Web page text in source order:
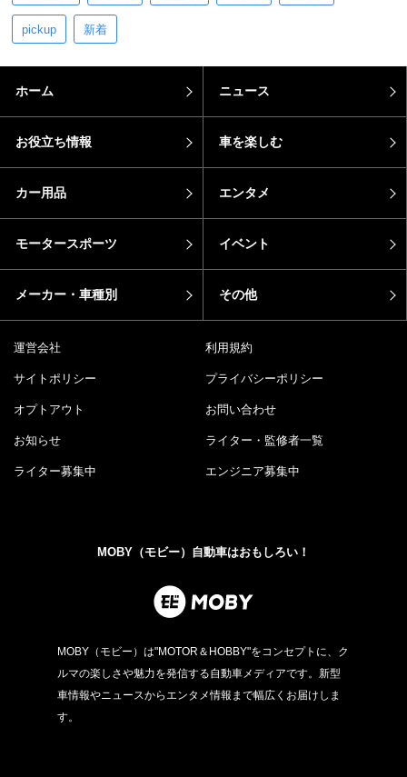
pickup 新着
ホーム ニュース
お役立ち情報 車を楽しむ
カー用品 エンタメ
モータースポーツ イベント
メーカー・車種別 その他
運営会社 利用規約
サイトポリシー プライバシーポリシー
オプトアウト お問い合わせ
お知らせ ライター・監修者一覧
ライター募集中 エンジニア募集中
MOBY（モビー）自動車はおもしろい！
MOBY（モビー）は"MOTOR＆HOBBY"をコンセプトに、ク
ルマの楽しさや魅力を発信する自動車メディアです。新型
車情報やニュースからエンタメ情報まで幅広くお届けしま
す。